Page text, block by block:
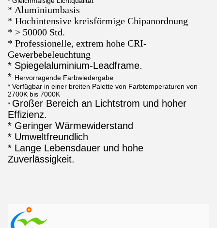
* Aluminiumbasis
* Hochintensive kreisförmige Chipanordnung
* > 50000 Std.
* Professionelle, extrem hohe CRI-
Gewerbebeleuchtung
* Spiegelaluminium-Leadframe.
* Hervorragende Farbwiedergabe
* Verfügbar in einer breiten Palette von Farbtemperaturen von
2700K bis 7000K
* Großer Bereich an Lichtstrom und hoher
Effizienz.
* Geringer Wärmewiderstand
* Umweltfreundlich
* Lange Lebensdauer und hohe
Zuverlässigkeit.